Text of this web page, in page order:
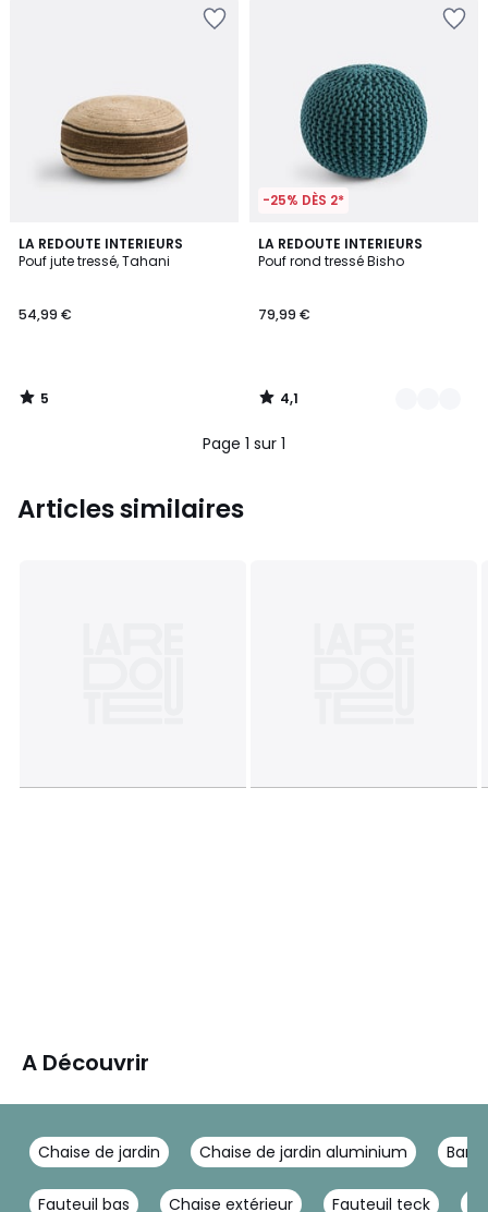
LA REDOUTE INTERIEURS
Pouf jute tressé, Tahani
54,99 €
5
/
5
/
-25% DÈS 2*
LA REDOUTE INTERIEURS
Pouf rond tressé Bisho
79,99 €
4,1
/ 5
2
Couleurs
4,1
/
Page 1 sur 1
Articles similaires
A Découvrir
Chaise de jardin Chaise de jardin aluminium
Fauteuil bas Chaise extérieur Fauteuil teck